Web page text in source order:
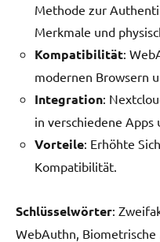
Methode zur
Merkmale und
Kompatibilität:
modernen Browsern
Integration:
in verschiedene Apps
Vorteile: Erhöhte
Kompatibilität.
Schlüsselwörter:
WebAuthn, Biometrische